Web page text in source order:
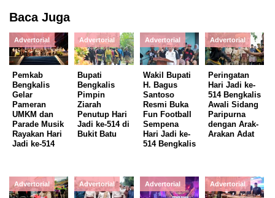
Baca Juga
Advertorial
Pemkab
Bengkalis
Gelar
Pameran
UMKM dan
Parade Musik
Rayakan Hari
Jadi ke-514
Advertorial
Bupati
Bengkalis
Pimpin
Ziarah
Penutup Hari
Jadi ke-514 di
Bukit Batu
Advertorial
Wakil Bupati
H. Bagus
Santoso
Resmi Buka
Fun Football
Sempena
Hari Jadi ke-
514 Bengkalis
Advertorial
Peringatan
Hari Jadi ke-
514 Bengkalis
Awali Sidang
Paripurna
dengan Arak-
Arakan Adat
Advertorial Advertorial Advertorial Advertorial